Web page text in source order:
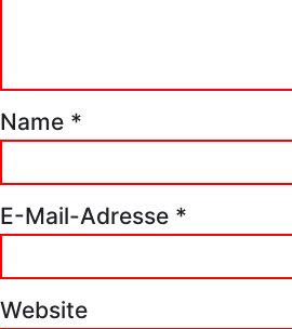
Name *
E-Mail-Adresse *
Website